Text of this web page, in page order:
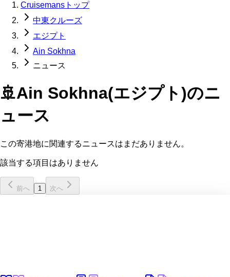
Cruisemansトップ
中東クルーズ
エジプト
Ain Sokhna
ニュース
🚢Ain Sokhna(エジプト)のニ
ュース
この寄港地に関連するニュースはまだありません。
該当する項目はありません
前へ 1 次へ